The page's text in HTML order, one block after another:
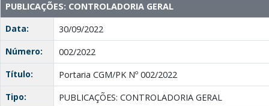
PUBLICAÇÕES: CONTROLADORIA GERAL
Data:
30/09/2022
Número:
002/2022
Título:
Portaria CGM/PK Nº 002/2022
Tipo:
PUBLICAÇÕES: CONTROLADORIA GERAL